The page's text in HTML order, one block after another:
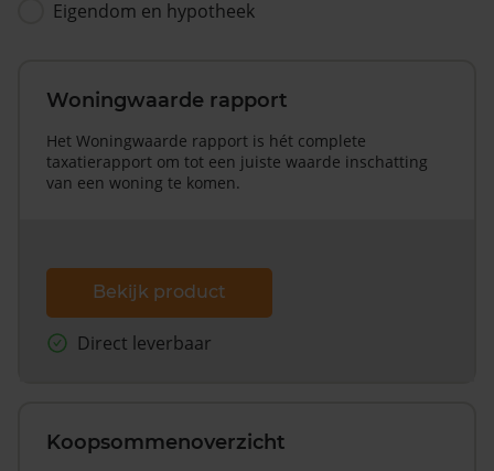
Eigendom en hypotheek
Woningwaarde rapport
Het Woningwaarde rapport is hét complete
taxatierapport om tot een juiste waarde inschatting
van een woning te komen.
Bekijk product
Direct leverbaar
Koopsommenoverzicht